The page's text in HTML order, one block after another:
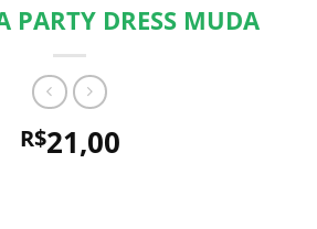
PARTY DRESS MUDA
R$21,00